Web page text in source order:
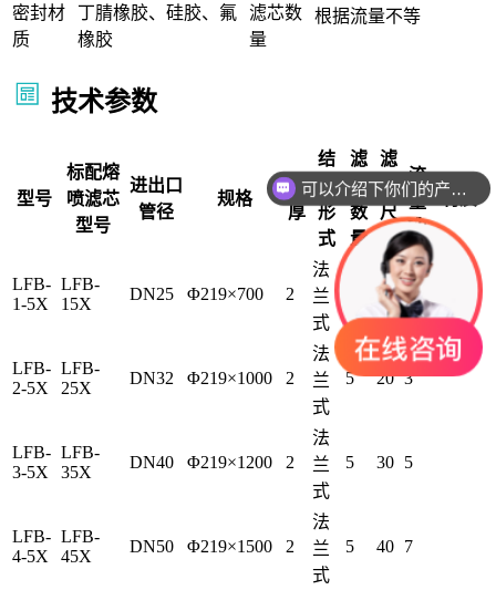
密封材
质
丁腈橡胶、硅胶、氟
橡胶
滤芯数
量
根据流量不等
技术参数
型号
标配熔
喷滤芯
型号
进出口
管径
规格
壁
厚
结
构
形
式
滤
芯
数
量
滤
芯
尺
寸
流
量
t/h
材质
LFB-
1-5X
LFB-
15X
DN25 Φ219×700 2
法
兰
式
10 1.5
LFB-
2-5X
LFB-
25X
DN32 Φ219×1000 2
法
兰
式
5 20 3
LFB-
3-5X
LFB-
35X
DN40 Φ219×1200 2
法
兰
式
5 30 5
LFB-
4-5X
LFB-
45X
DN50 Φ219×1500 2
法
兰
式
5 40 7
可以介绍下你们的产品么